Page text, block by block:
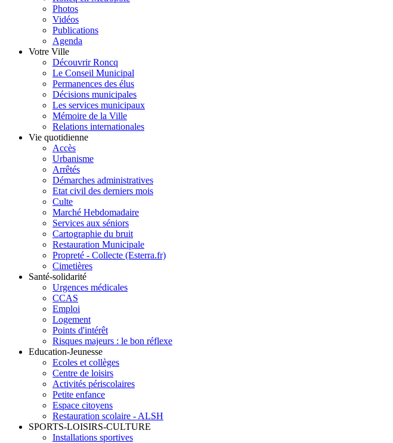
Photos
Vidéos
Publications
Agenda
Votre Ville
Découvrir Roncq
Le Conseil Municipal
Permanences des élus
Décisions municipales
Les services municipaux
Mémoire de la Ville
Relations internationales
Vie quotidienne
Accès
Urbanisme
Arrêtés
Démarches administratives
Etat civil des derniers mois
Culte
Marché Hebdomadaire
Services aux séniors
Cartographie du bruit
Restauration Municipale
Propreté - Collecte (Esterra.fr)
Cimetières
Santé-solidarité
Urgences médicales
CCAS
Emploi
Logement
Points d'intérêt
Risques majeurs : le bon réflexe
Education-Jeunesse
Ecoles et collèges
Centre de loisirs
Activités périscolaires
Petite enfance
Espace citoyens
Restauration scolaire - ALSH
SPORTS-LOISIRS-CULTURE
Installations sportives